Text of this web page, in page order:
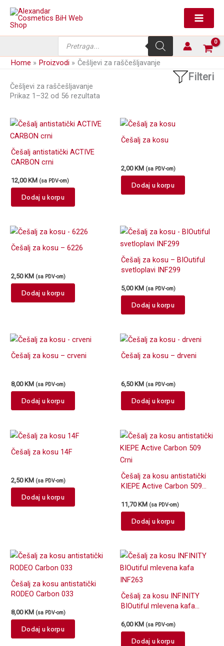
Skip
content
search
Home Proizvodi Češljevi za raščešljavanje
Češljevi za raščešljavanje
Filteri
Prikaz 1–32 od 56 rezultata
Češalj antistatički ACTIVE
CARBON crni
12,00KM (sa PDV-om)
Dodaj u korpu
Češalj za kosu
2,00KM (sa PDV-om)
Dodaj u korpu
Češalj za kosu – 6226
2,50 KM (sa PDV-om)
Dodaj u korpu
Češalj za kosu – BIOutiful
svetloplavi INF299
5,00 KM (sa PDV-om)
Dodaj u korpu
Češalj za kosu – crveni
8,00 KM (sa PDV-om)
Dodaj u korpu
Češalj za kosu – drveni
6,50 KM (sa PDV-om)
Dodaj u korpu
Češalj za kosu 14F
2,50KM (sa PDV-om)
Dodaj u korpu
Češalj za kosu antistatički
KIEPE Active Carbon 509
11,70KM (sa PDV-om)
Dodaj u korpu
Češalj za kosu antistatički
RODEO Carbon 033
8,00 KM (sa PDV-om)
Dodaj u korpu
Češalj za kosu INFINITY
BIOutiful mlevena kafa
6,00 KM (sa PDV-om)
Dodaj u korpu